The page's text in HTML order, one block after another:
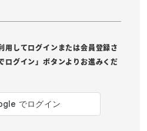
してログインまたは会員登録さ
グイン」ボタンよりお進みくだ